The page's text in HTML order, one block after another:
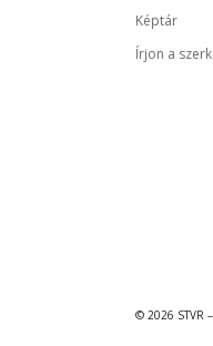
Képtár
Írjon a
© 2026 STVR